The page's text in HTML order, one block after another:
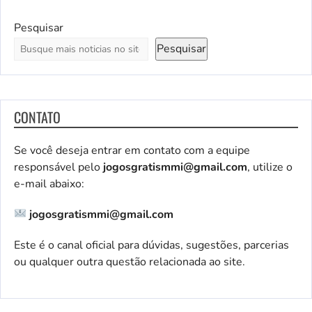
Pesquisar
Pesquisar
CONTATO
Se você deseja entrar em contato com a equipe
responsável pelo jogosgratismmi@gmail.com, utilize o
e-mail abaixo:
jogosgratismmi@gmail.com
Este é o canal oficial para dúvidas, sugestões, parcerias
ou qualquer outra questão relacionada ao site.